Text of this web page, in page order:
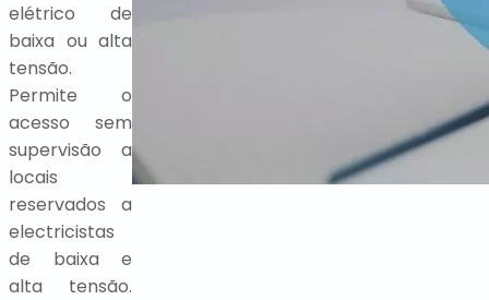
elétrico de
baixa ou alta
tensão.
Permite o
acesso sem
supervisão a
locais
reservados a
electricistas
de baixa e
alta tensão.